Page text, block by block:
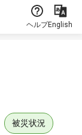
ヘルプEnglish
被災状況